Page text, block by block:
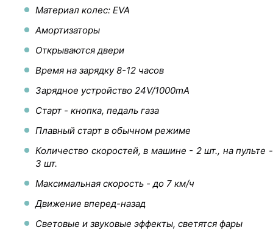
Материал колес: EVA
Амортизаторы
Открываются двери
Время на зарядку 8-12 часов
Зарядное устройство 24V/1000mA
Старт - кнопка, педаль газа
Плавный старт в обычном режиме
Количество скоростей, в машине - 2 шт., на пульте -
3 шт.
Максимальная скорость - до 7 км/ч
Движение вперед-назад
Световые и звуковые эффекты, светятся фары